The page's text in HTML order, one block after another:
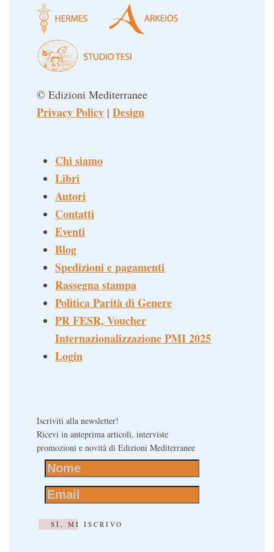
© Edizioni Mediterranee
Privacy Policy | Design
Chi siamo
Libri
Autori
Contatti
Eventi
Blog
Spedizioni e pagamenti
Rassegna stampa
Politica Parità di Genere
PR FESR, Voucher
Internazionalizzazione PMI 2025
Login
Iscriviti alla newsletter!
Ricevi in anteprima articoli, interviste
promozioni e novità di Edizioni Mediterranee
SÌ, MI ISCRIVO